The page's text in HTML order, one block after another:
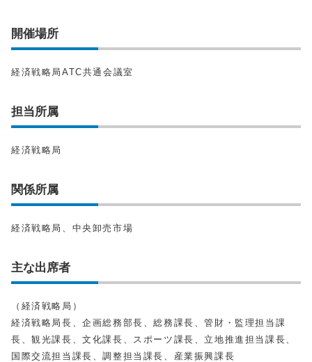
開催場所
経済戦略局ATC共通会議室
担当所属
経済戦略局
関係所属
経済戦略局、中央卸売市場
主な出席者
（経済戦略局）
経済戦略局長、企画総務部長、総務課長、管財・監理担当課
長、観光課長、文化課長、スポーツ課長、立地推進担当課長、
国際交流担当課長、調整担当課長、産業振興課長